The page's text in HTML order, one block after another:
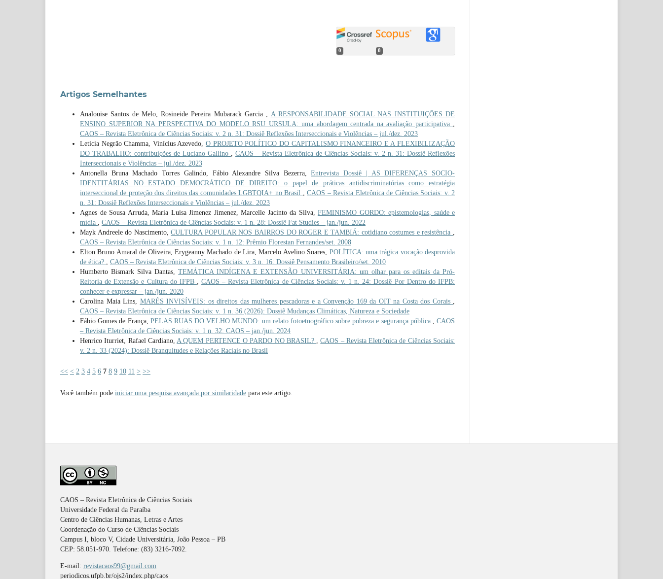
0 0
Artigos Semelhantes
Analouise Santos de Melo, Rosineide Pereira Mubarack Garcia , A RESPONSABILIDADE SOCIAL NAS INSTITUIÇÕES DE
ENSINO SUPERIOR NA PERSPECTIVA DO MODELO RSU URSULA: uma abordagem centrada na avaliação participativa ,
CAOS – Revista Eletrônica de Ciências Sociais: v. 2 n. 31: Dossiê Reflexões Interseccionais e Violências – jul./dez. 2023
Letícia Negrão Chamma, Vinícius Azevedo,O PROJETO POLÍTICO DO CAPITALISMO FINANCEIRO E A FLEXIBILIZAÇÃO
DO TRABALHO: contribuições de Luciano Gallino , CAOS – Revista Eletrônica de Ciências Sociais: v. 2 n. 31: Dossiê Reflexões
Interseccionais e Violências – jul./dez. 2023
Antonella Bruna Machado Torres Galindo, Fábio Alexandre Silva Bezerra,Entrevista Dossiê | AS DIFERENÇAS SOCIO-
IDENTITÁRIAS NO ESTADO DEMOCRÁTICO DE DIREITO: o papel de práticas antidiscriminatórias como estratégia
interseccional de proteção dos direitos das comunidades LGBTQIA+ no Brasil ,CAOS – Revista Eletrônica de Ciências Sociais: v. 2
n. 31: Dossiê Reflexões Interseccionais e Violências – jul./dez. 2023
Agnes de Sousa Arruda, Maria Luisa Jimenez Jimenez, Marcelle Jacinto da Silva, FEMINISMO GORDO: epistemologias, saúde e
mídia , CAOS – Revista Eletrônica de Ciências Sociais: v. 1 n. 28: Dossiê Fat Studies – jan./jun. 2022
Mayk Andreele do Nascimento,CULTURA POPULAR NOS BAIRROS DO ROGER E TAMBIÁ: cotidiano costumes e resistência ,
CAOS – Revista Eletrônica de Ciências Sociais: v. 1 n. 12: Prêmio Florestan Fernandes/set. 2008
Elton Bruno Amaral de Oliveira, Erygeanny Machado de Lira, Marcelo Avelino Soares, POLÍTICA: uma trágica vocação desprovida
de ética? , CAOS – Revista Eletrônica de Ciências Sociais: v. 3 n. 16: Dossiê Pensamento Brasileiro/set. 2010
Humberto Bismark Silva Dantas,TEMÁTICA INDÍGENA E EXTENSÃO UNIVERSITÁRIA: um olhar para os editais da Pró-
Reitoria de Extensão e Cultura do IFPB ,CAOS – Revista Eletrônica de Ciências Sociais: v. 1 n. 24: Dossiê Por Dentro do IFPB:
conhecer e expressar – jan./jun. 2020
Carolina Maia Lins, MARÉS INVISÍVEIS: os direitos das mulheres pescadoras e a Convenção 169 da OIT na Costa dos Corais ,
CAOS – Revista Eletrônica de Ciências Sociais: v. 1 n. 36 (2026): Dossiê Mudanças Climáticas, Natureza e Sociedade
Fábio Gomes de França, PELAS RUAS DO VELHO MUNDO: um relato fotoetnográfico sobre pobreza e segurança pública ,CAOS
– Revista Eletrônica de Ciências Sociais: v. 1 n. 32: CAOS – jan./jun. 2024
Henrico Iturriet, Rafael Cardiano,A QUEM PERTENCE O PARDO NO BRASIL? ,CAOS – Revista Eletrônica de Ciências Sociais:
v. 2 n. 33 (2024): Dossiê Branquitudes e Relações Raciais no Brasil
<< < 2 3 4 5 6 7 8 9 10 11 > >>
Você também pode iniciar uma pesquisa avançada por similaridade para este artigo.
CAOS – Revista Eletrônica de Ciências Sociais
Universidade Federal da Paraíba
Centro de Ciências Humanas, Letras e Artes
Coordenação do Curso de Ciências Sociais
Campus I, bloco V, Cidade Universitária, João Pessoa – PB
CEP: 58.051-970. Telefone: (83) 3216-7092.
E-mail: revistacaos99@gmail.com
periodicos.ufpb.br/ojs2/index.php/caos